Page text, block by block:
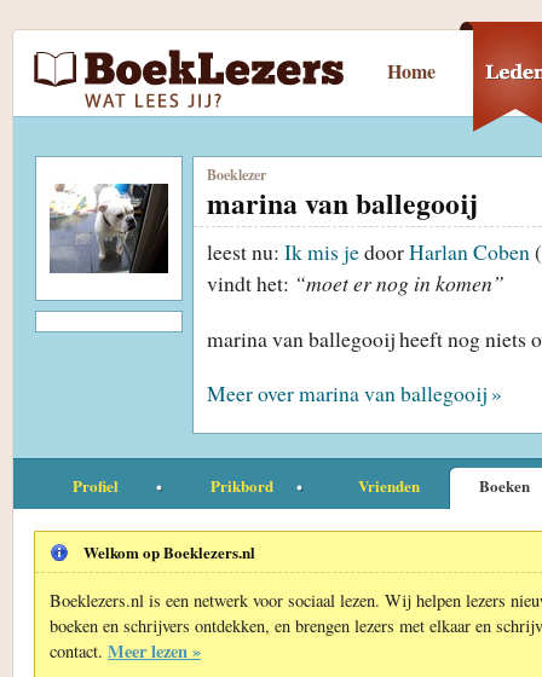
Home
Boeklezer
marina van ballegooij
leest nu: Ik mis jedoorHarlan Coben
vindt het: “moet er nog in komen”
marina van ballegooij heeft nog niets
Meer over marina van ballegooij »
Profiel Prikbord Vrienden Boeken
Welkom op Boeklezers.nl
Boeklezers.nl is een netwerk voor sociaal lezen. Wij helpen lezers
boeken en schrijvers ontdekken, en brengen lezers met elkaar en
contact. Meer lezen »